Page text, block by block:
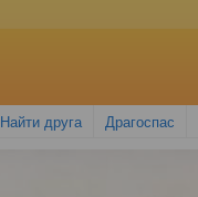
Найти друга Драгоспас